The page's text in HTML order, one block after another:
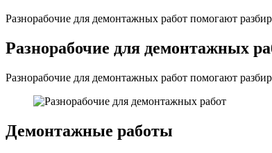
Разнорабочие для демонтажных работ помогают
Разнорабочие для демонтажных
Разнорабочие для демонтажных работ помогают
Демонтажные работы